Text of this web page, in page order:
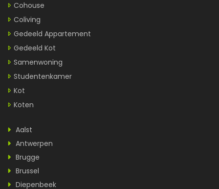
Cohouse
Coliving
Gedeeld Appartement
Gedeeld Kot
Samenwoning
Studentenkamer
Kot
Koten
Aalst
Antwerpen
Brugge
Brussel
Diepenbeek